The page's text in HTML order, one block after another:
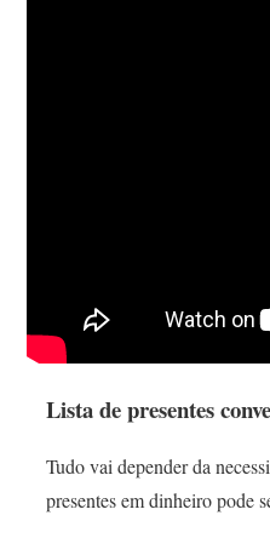
Lista de presentes
Tudo vai depender da
presentes em dinheiro pode